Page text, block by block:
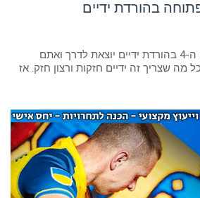
בהורדת ידיים
אליפות אופקים הפתוחה ה-4 בהורדת ידיים יוצאת לדרך ואתם
מה שצריך זה ידיים חזקות ורצון חזק. אז